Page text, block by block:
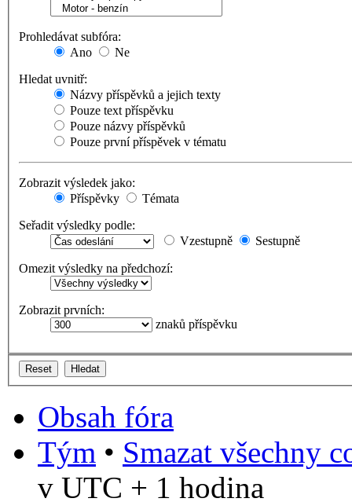
Prohledávat subfóra:
Ano
Ne
Hledat uvnitř:
Názvy příspěvků a jejich texty
Pouze text příspěvku
Pouze názvy příspěvků
Pouze první příspěvek v tématu
Zobrazit výsledek jako:
Příspěvky
Témata
Seřadit výsledky podle:
Vzestupně
Sestupně
Omezit výsledky na předchozí:
Zobrazit prvních:
znaků příspěvku
Obsah fóra
Tým • Smazat všechny
v UTC + 1 hodina